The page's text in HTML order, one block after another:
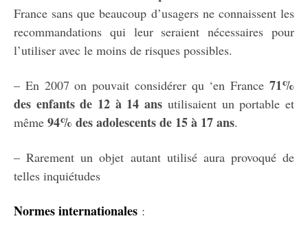
France sans que beaucoup d’usagers ne connaissent les
recommandations qui leur seraient nécessaires pour
l’utiliser avec le moins de risques possibles.
– En 2007 on pouvait considérer qu ‘en France 71%
des enfants de 12 à 14 ans utilisaient un portable et
même 94% des adolescents de 15 à 17 ans.
– Rarement un objet autant utilisé aura provoqué de
telles inquiétudes
Normes internationales :